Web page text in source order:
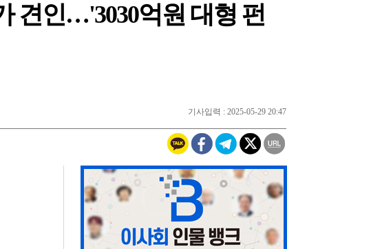
견인…'3030억원 대형 펀
기사입력 : 2025-05-29 20:47